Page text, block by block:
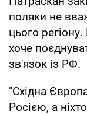
поляки не
цього
хоче
зв'язок із РФ.
"Східна
Росією, а